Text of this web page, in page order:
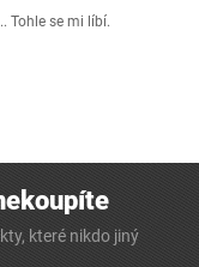
Tohle se mi líbí.
které nikdo jiný